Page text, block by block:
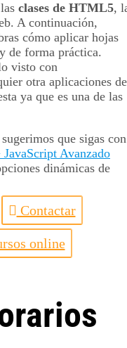
clases de HTML5,
A continuación,
cómo aplicar hojas
de forma práctica.
visto con
otra aplicaciones de
ya que es una de las
que sigas con
Avanzado
dinámicas de
Contactar
online